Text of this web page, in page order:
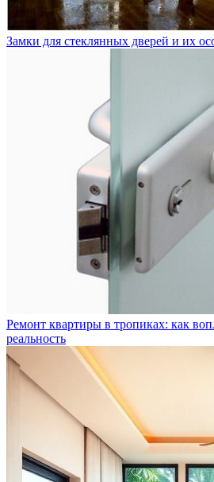
Замки для стеклянных дверей и их
Ремонт квартиры в тропиках: как
реальность